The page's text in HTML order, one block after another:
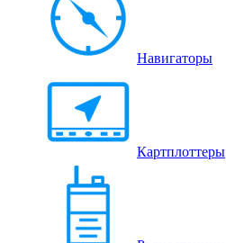
Навигаторы
Картплоттеры